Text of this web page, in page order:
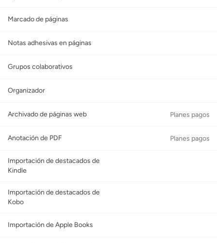
Marcado de páginas
Notas adhesivas en páginas
Grupos colaborativos
Organizador
Archivado de páginas web Planes pagos
Anotación de PDF Planes pagos
Importación de destacados de
Kindle
Importación de destacados de
Kobo
Importación de Apple Books